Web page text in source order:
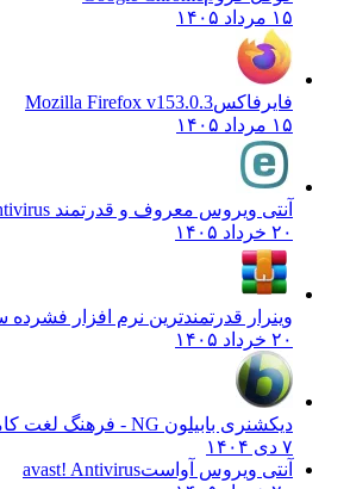
۱۵ مرداد ۱۴۰۵
فایرفاکسMozilla Firefox v153.0.3
۱۵ مرداد ۱۴۰۵
آنتی ویروس معروف و قدرتمند NOD32
۲۰ خرداد ۱۴۰۵
وینرار قدرتمندترین نرم افزار فشرده
۲۰ خرداد ۱۴۰۵
دیکشنری بابیلون NG - فرهنگ لغت کامپیوتر
آنتی ویروس آواستavast! Antivirus